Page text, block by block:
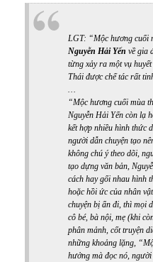
LGT: “Mộc hương cuối
Nguyễn Hải Yến về gia
từng xảy ra một vụ
Thái được chế tác rất
“Mộc hương cuối mùa
Nguyễn Hải Yến còn lạ
kết hợp nhiều hình thức
người dẫn chuyện tạo
không chú ý theo dõi,
tạo dựng văn bản,
cách hay gối nhau hình
hoặc hồi ức của nhân
chuyện bị ẩn đi, thì mọi
cô bé, bà nội, mẹ (khi
phân mảnh, cốt truyện
những khoảng lặng,
hưởng mà đọc nó,